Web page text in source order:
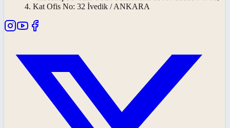
4. Kat Ofis No: 32 İvedik / ANKARA